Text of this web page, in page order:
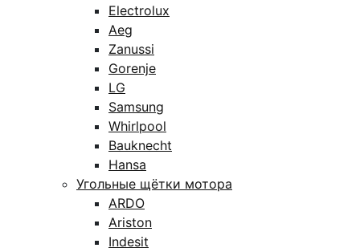
Electrolux
Aeg
Zanussi
Gorenje
LG
Samsung
Whirlpool
Bauknecht
Hansa
Угольные щётки мотора
ARDO
Ariston
Indesit